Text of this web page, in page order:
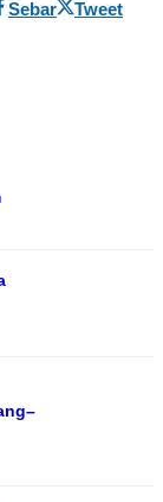
Sebar
Tweet